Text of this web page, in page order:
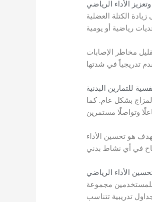
الأداء الرياضي
الكتلة العضلية
مخاطر الإصابات
للتمارين البدنية
بشكل عام. كما
هو تحسين الأداء
الأداء الرياضي
للمستخدمين مجموعة
تدريبية تتناسب